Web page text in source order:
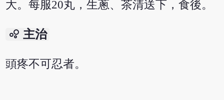
大。每服20丸，生蔥、茶清送下，食後。
bubble_chart 主治
頭疼不可忍者。